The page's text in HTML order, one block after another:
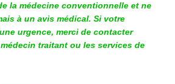
la médecine conventionnelle et ne
à un avis médical. Si votre
urgence, merci de contacter
traitant ou les services de